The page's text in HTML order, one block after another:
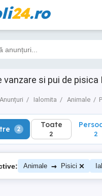
24.ro
vanzare si pui de
Anunțuri Ialomita Animale
2 Toate
2
2 Toate
2 2
Animale → Pisici